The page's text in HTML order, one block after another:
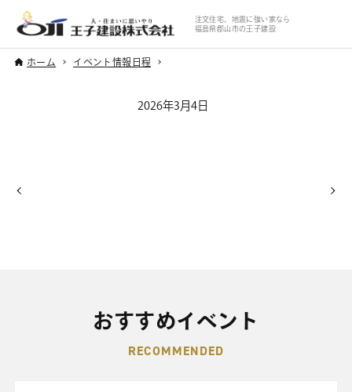
注文住宅、地震に強い家なら
福島県郡山市の王子建設
ホーム イベント情報日程
2026年3月4日
おすすめイベント
RECOMMENDED